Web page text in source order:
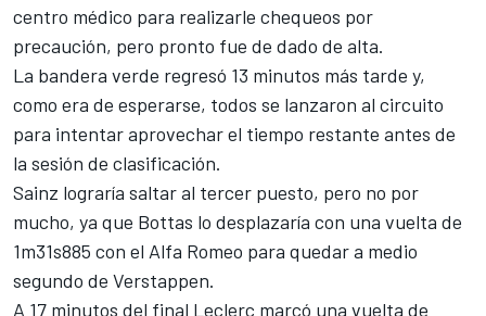
centro médico para realizarle chequeos por
precaución, pero pronto fue de dado de alta.
La bandera verde regresó 13 minutos más tarde y,
como era de esperarse, todos se lanzaron al circuito
para intentar aprovechar el tiempo restante antes de
la sesión de clasificación.
Sainz lograría saltar al tercer puesto, pero no por
mucho, ya que Bottas lo desplazaría con una vuelta de
1m31s885 con el Alfa Romeo para quedar a medio
segundo de Verstappen.
A 17 minutos del final Leclerc marcó una vuelta de